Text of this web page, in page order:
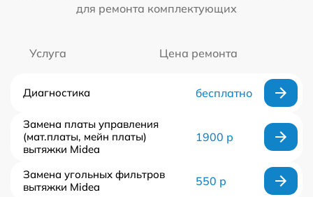
для ремонта комплектующих
Услуга Цена ремонта
Диагностика бесплатно
Замена платы управления
(мат.платы, мейн платы)
вытяжки Midea
1900 р
Замена угольных фильтров
вытяжки Midea
550 р